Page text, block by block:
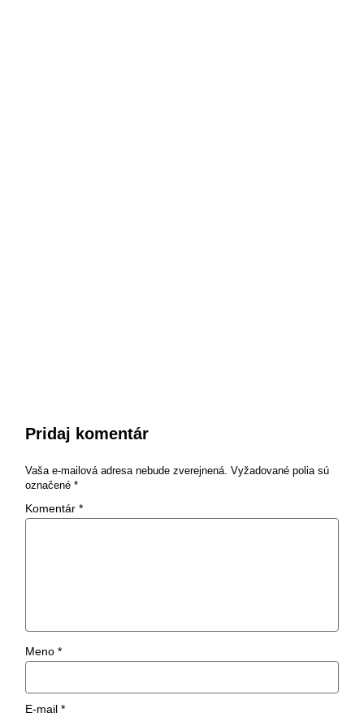
Pridaj komentár
Vaša e-mailová adresa nebude zverejnená. Vyžadované polia sú
označené *
Komentár *
Meno *
E-mail *